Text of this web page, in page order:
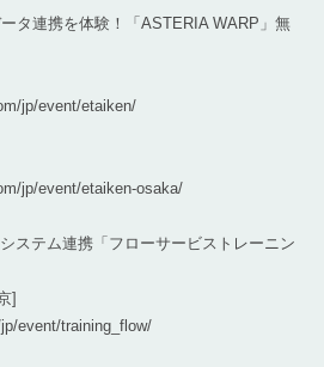
タ連携を体験！「ASTERIA WARP」無
jp/event/etaiken/
jp/event/etaiken-osaka/
ステム連携「フローサービストレーニン
]
event/training_flow/